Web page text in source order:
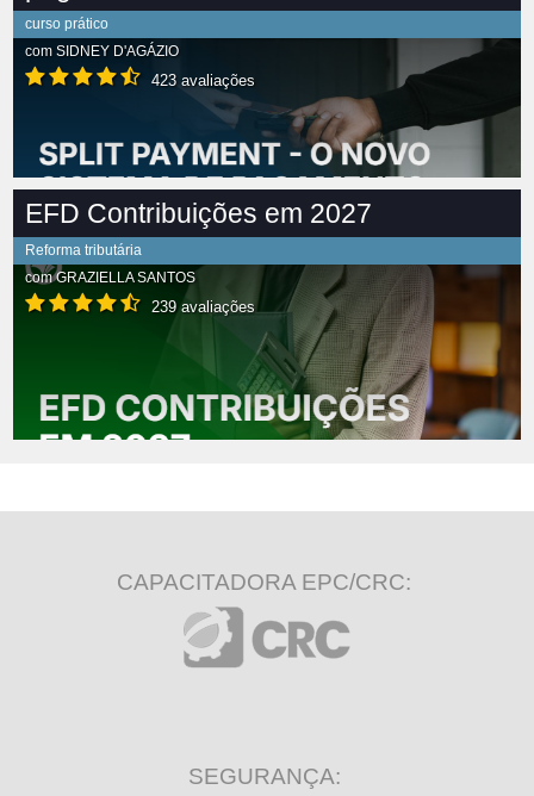
curso prático
com SIDNEY D'AGÁZIO
423 avaliações
EFD Contribuições em 2027
Reforma tributária
comGRAZIELLA SANTOS
239 avaliações
CAPACITADORA EPC/CRC:
SEGURANÇA: